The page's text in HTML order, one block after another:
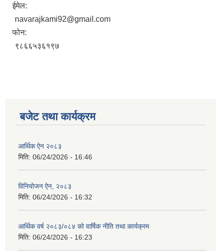
ईमेल:
navarajkami92@gmail.com
फोन:
९८६६५३६१९७
बजेट तथा कार्यक्रम
आर्थिक ऐन २०८३
मिति: 06/24/2026 - 16:46
विनियोजन ऐन, २०८३
मिति: 06/24/2026 - 16:32
आर्थिक वर्ष २०८३/०८४ को वार्षिक नीति तथा कार्यक्रम
मिति: 06/24/2026 - 16:23